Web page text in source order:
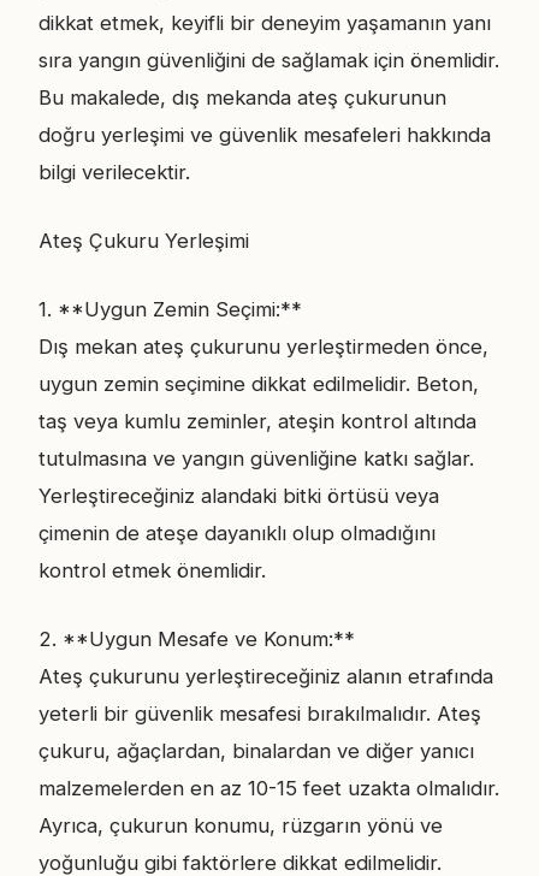
dikkat etmek, keyifli bir deneyim yaşamanın yanı
sıra yangın güvenliğini de sağlamak için önemlidir.
Bu makalede, dış mekanda ateş çukurunun
doğru yerleşimi ve güvenlik mesafeleri hakkında
bilgi verilecektir.
Ateş Çukuru Yerleşimi
1. **Uygun Zemin Seçimi:**
Dış mekan ateş çukurunu yerleştirmeden önce,
uygun zemin seçimine dikkat edilmelidir. Beton,
taş veya kumlu zeminler, ateşin kontrol altında
tutulmasına ve yangın güvenliğine katkı sağlar.
Yerleştireceğiniz alandaki bitki örtüsü veya
çimenin de ateşe dayanıklı olup olmadığını
kontrol etmek önemlidir.
2. **Uygun Mesafe ve Konum:**
Ateş çukurunu yerleştireceğiniz alanın etrafında
yeterli bir güvenlik mesafesi bırakılmalıdır. Ateş
çukuru, ağaçlardan, binalardan ve diğer yanıcı
malzemelerden en az 10-15 feet uzakta olmalıdır.
Ayrıca, çukurun konumu, rüzgarın yönü ve
yoğunluğu gibi faktörlere dikkat edilmelidir.